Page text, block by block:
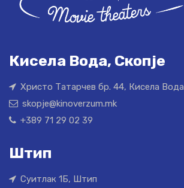
Кисела Вода, Скопје
Христо Татарчев бр. 44, Кисела Вода
skopje@kinoverzum.mk
+389 71 29 02 39
Штип
Суитлак 1Б, Штип